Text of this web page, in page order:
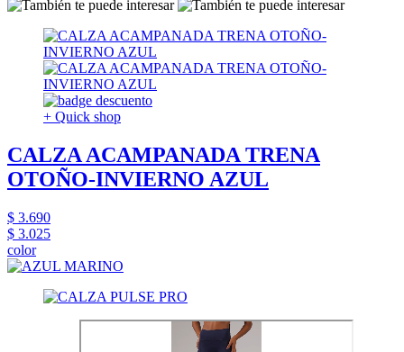
+ Quick shop
CALZA ACAMPANADA TRENA
OTOÑO-INVIERNO AZUL
$ 3.690
$ 3.025
color